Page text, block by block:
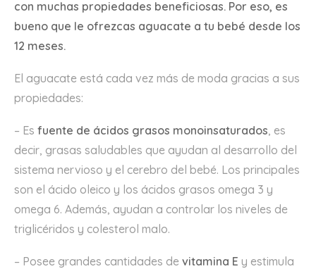
con muchas propiedades beneficiosas. Por eso, es
bueno que le ofrezcas aguacate a tu bebé desde los
12 meses.
El aguacate está cada vez más de moda gracias a sus
propiedades:
– Es fuente de ácidos grasos monoinsaturados, es
decir, grasas saludables que ayudan al desarrollo del
sistema nervioso y el cerebro del bebé. Los principales
son el ácido oleico y los ácidos grasos omega 3 y
omega 6. Además, ayudan a controlar los niveles de
triglicéridos y colesterol malo.
– Posee grandes cantidades de vitamina E y estimula